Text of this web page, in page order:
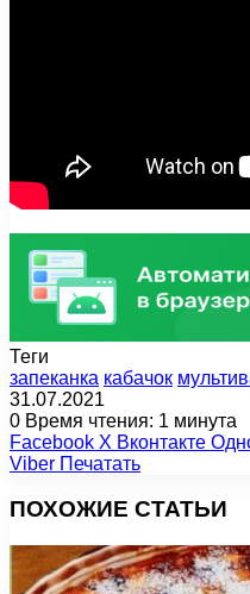
Теги
запеканка кабачок
31.07.2021
0 Время чтения: 1 минута
Facebook X Вконтакте
Viber Печатать
ПОХОЖИЕ СТАТЬИ